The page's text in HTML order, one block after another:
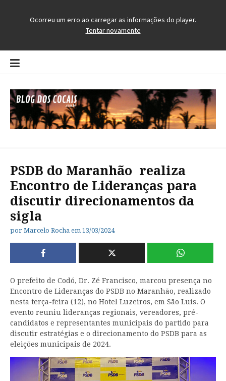
Pular
para
conteúdo
PSDB do Maranhão realiza
Encontro de Lideranças para
discutir direcionamentos da
sigla
por Marcelo Rocha em 13/03/2024
O prefeito de Codó, Dr. Zé Francisco, marcou presença no
Encontro de Lideranças do PSDB no Maranhão, realizado
nesta terça-feira (12), no Hotel Luzeiros, em São Luís. O
evento reuniu lideranças regionais, vereadores, pré-
candidatos e representantes municipais do partido para
discutir estratégias e o direcionamento do PSDB para as
eleições municipais de 2024.